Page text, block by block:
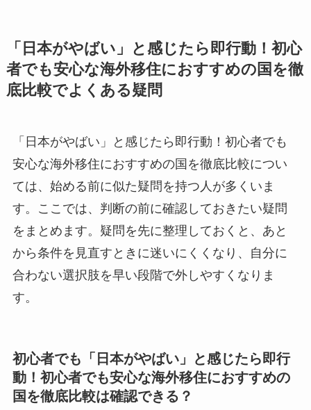
「日本がやばい」と感じたら即行動！初心
者でも安心な海外移住におすすめの国を徹
底比較でよくある疑問
「日本がやばい」と感じたら即行動！初心者でも
安心な海外移住におすすめの国を徹底比較につい
ては、始める前に似た疑問を持つ人が多くいま
す。ここでは、判断の前に確認しておきたい疑問
をまとめます。疑問を先に整理しておくと、あと
から条件を見直すときに迷いにくくなり、自分に
合わない選択肢を早い段階で外しやすくなりま
す。
初心者でも「日本がやばい」と感じたら即行
動！初心者でも安心な海外移住におすすめの
国を徹底比較は確認できる？